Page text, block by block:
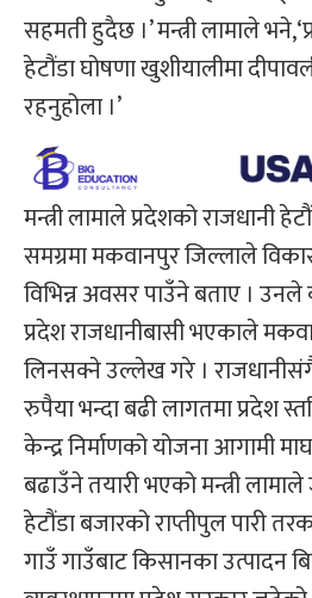
सहमती हुदैछ ।’ मन्त्री लामाले
हेटौंडा घोषणा खुशीयालीमा
रहनुहोला ।’
मन्त्री लामाले प्रदेशको राजधानी
समग्रमा मकवानपुर जिल्लाले
विभिन्न अवसर पाउँने बताए । उनले
प्रदेश राजधानीबासी भएकाले
लिनसक्ने उल्लेख गरे ।
रुपैया भन्दा बढी लागतमा प्रदेश
केन्द्र निर्माणको योजना आगामी
बढाउँने तयारी भएको मन्त्री
हेटौंडा बजारको राप्तीपुल पारी
गाउँ गाउँबाट किसानका उत्पादन